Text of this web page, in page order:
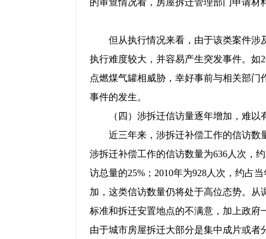
的审查情况看，房屋拆迁管理部门申请
但从执行情况来看，由于该类案件涉
执行难度较大，并容易产生突发事件。如
点燃煤气罐相威胁，幸好事前与相关部
事件的发生。
（四）涉拆迁信访量逐年增加，难以
近三年来，涉拆迁补偿工作的信访数
涉拆迁补偿工作的信访数量为636人次，
访总量的25%；2010年为928人次，约占
加，这类信访数量仍将处于高位态势。
标准和拆迁安置地点的不满意，加上政
由于城市房屋拆迁大部分是集中成片或